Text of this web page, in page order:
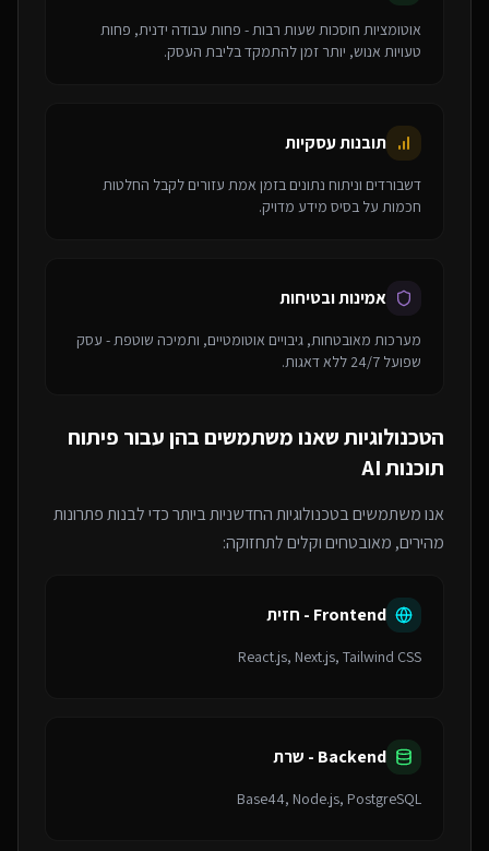
אוטומציות חוסכות שעות רבות - פחות עבודה ידנית, פחות
טעויות אנוש, יותר זמן להתמקד בליבת העסק.
תובנות עסקיות
דשבורדים וניתוח נתונים בזמן אמת עזורים לקבל החלטות
חכמות על בסיס מידע מדויק.
אמינות ובטיחות
מערכות מאובטחות, גיבויים אוטומטיים, ותמיכה שוטפת - עסק
שפועל 24/7 ללא דאגות.
הטכנולוגיות שאנו משתמשים בהן עבור פיתוח
תוכנות AI
אנו משתמשים בטכנולוגיות החדשניות ביותר כדי לבנות פתרונות
מהירים, מאובטחים וקלים לתחזוקה:
Frontend - חזית
React.js, Next.js, Tailwind CSS
Backend - שרת
Base44, Node.js, PostgreSQL